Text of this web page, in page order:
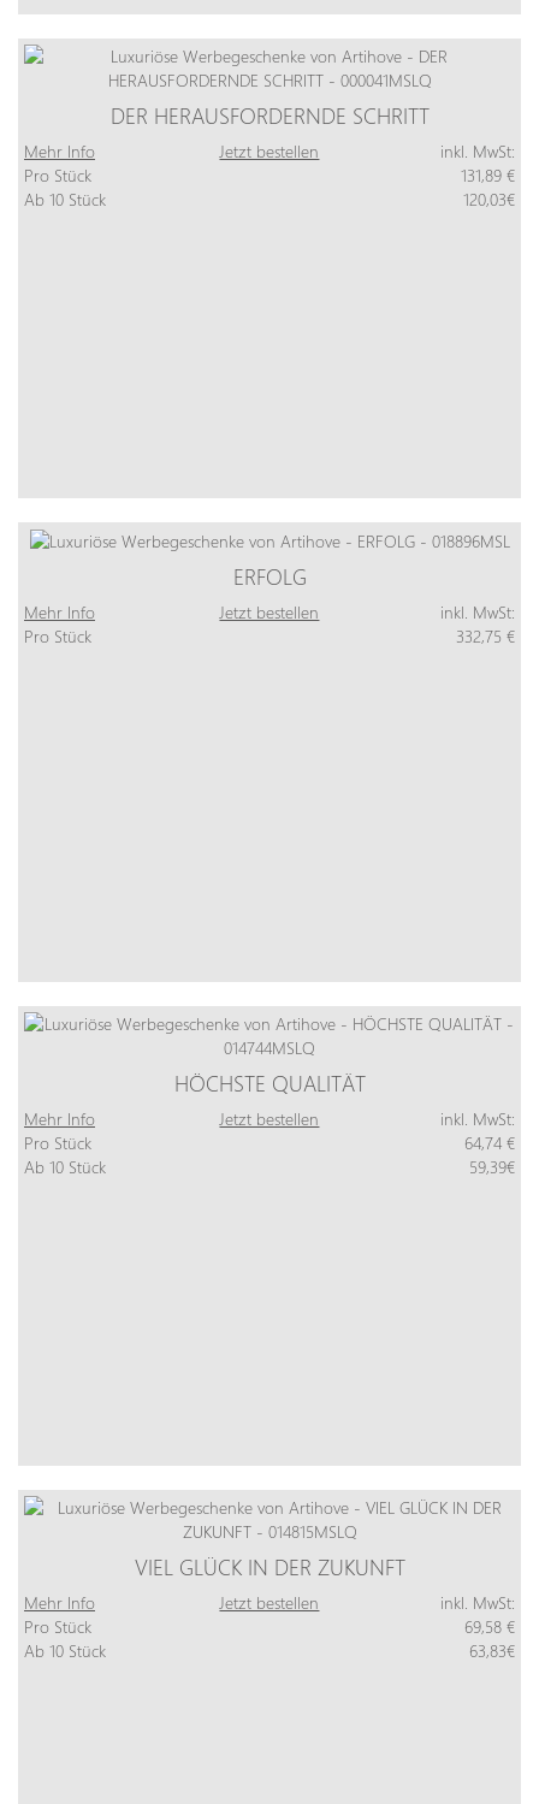
DER HERAUSFORDERNDE SCHRITT
Mehr Info Jetzt bestellen
inkl. MwSt:
Pro Stück
131,89 €
Ab 10 Stück
120,03€
ERFOLG
Mehr Info Jetzt bestellen
inkl. MwSt:
Pro Stück
332,75 €
HÖCHSTE QUALITÄT
Mehr Info Jetzt bestellen
inkl. MwSt:
Pro Stück
64,74 €
Ab 10 Stück
59,39€
VIEL GLÜCK IN DER ZUKUNFT
Mehr Info Jetzt bestellen
inkl. MwSt:
Pro Stück
69,58 €
Ab 10 Stück
63,83€